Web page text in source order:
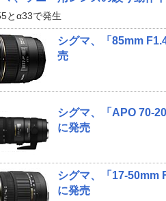
とα33で発生
シグマ、「85mm
売
シグマ、「APO 70-
に発売
シグマ、「17-50mm
に発売